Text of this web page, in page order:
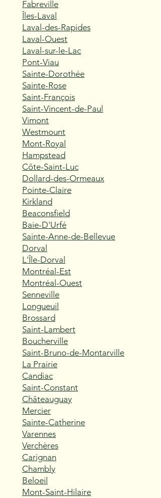
Fabreville
Îles-Laval
Laval-des-Rapides
Laval-Ouest
Laval-sur-le-Lac
Pont-Viau
Sainte-Dorothée
Sainte-Rose
Saint-François
Saint-Vincent-de-Paul
Vimont
Westmount
Mont-Royal
Hampstead
Côte-Saint-Luc
Dollard-des-Ormeaux
Pointe-Claire
Kirkland
Beaconsfield
Baie-D'Urfé
Sainte-Anne-de-Bellevue
Dorval
L'Île-Dorval
Montréal-Est
Montréal-Ouest
Senneville
Longueuil
Brossard
Saint-Lambert
Boucherville
Saint-Bruno-de-Montarville
La Prairie
Candiac
Saint-Constant
Châteauguay
Mercier
Sainte-Catherine
Varennes
Verchères
Carignan
Chambly
Beloeil
Mont-Saint-Hilaire